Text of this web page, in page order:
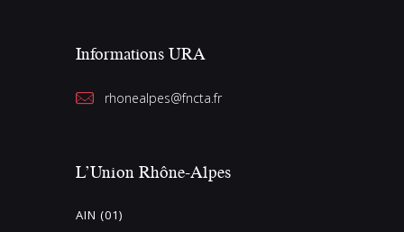
Informations URA
rhonealpes@fncta.fr
L’Union Rhône-Alpes
AIN (01)